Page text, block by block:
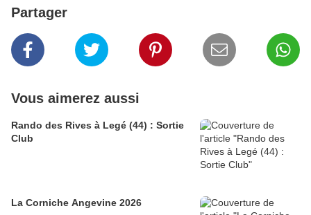
Partager
Vous aimerez aussi
Rando des Rives à Legé (44) : Sortie
Club
La Corniche Angevine 2026